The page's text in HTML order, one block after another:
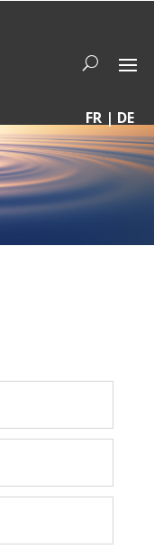
FR | DE